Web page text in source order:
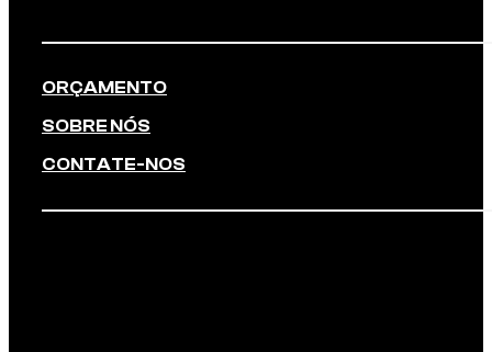
ORÇAMENTO
SOBRE NÓS
CONTATE-NOS